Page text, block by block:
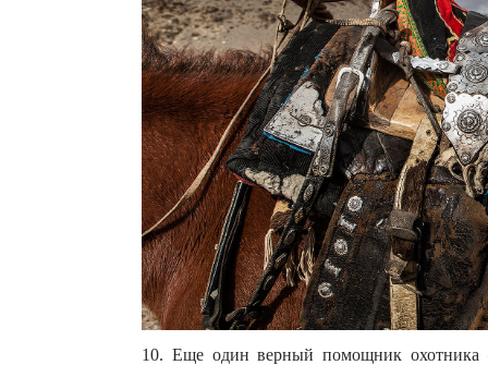
10. Еще один верный помощник охотника